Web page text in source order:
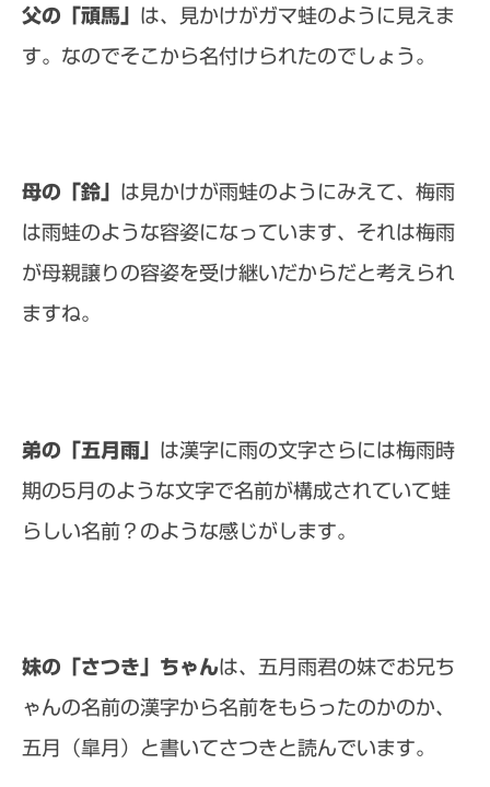
父の「頑馬」 は、見かけがガマ蛙のように見えま
す。なのでそこから名付けられたのでしょう。
母の「鈴」 は見かけが雨蛙のようにみえて、梅雨
は雨蛙のような容姿になっています、それは梅雨
が母親譲りの容姿を受け継いだからだと考えられ
ますね。
弟の「五月雨」 は漢字に雨の文字さらには梅雨時
期の5月のような文字で名前が構成されていて蛙
らしい名前？のような感じがします。
妹の「さつき」ちゃんは、五月雨君の妹でお兄ち
ゃんの名前の漢字から名前をもらったのかのか、
五月（皐月）と書いてさつきと読んでいます。